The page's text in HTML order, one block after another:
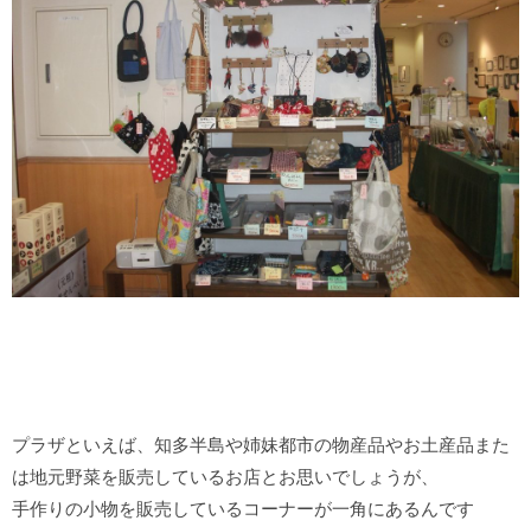
プラザといえば、知多半島や姉妹都市の物産品やお土産品また
は地元野菜を販売しているお店とお思いでしょうが、
手作りの小物を販売しているコーナーが一角にあるんです